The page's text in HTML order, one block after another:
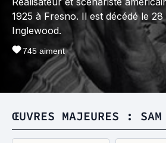
1925 à Fresno. Il est décédé le
Inglewood.
745 aiment
ŒUVRES MAJEURES : SAM